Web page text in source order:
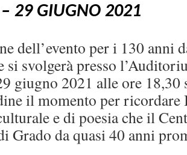
29 GIUGNO 2021
dell’evento per i 130 anni
si svolgerà presso
giugno 2021 alle ore 18,30
il momento per
e di poesia che il
Grado da quasi 40 anni